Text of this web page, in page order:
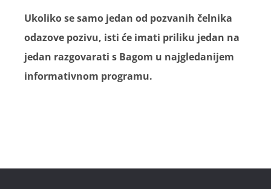
Ukoliko se samo jedan od pozvanih čelnika
odazove pozivu, isti će imati priliku jedan na
jedan razgovarati s Bagom u najgledanijem
informativnom programu.